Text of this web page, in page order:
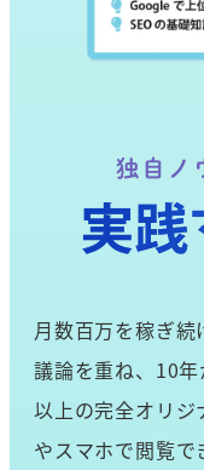
月数百万を稼ぎ
議論を重ね、10
以上の完全オリジ
やスマホで閲覧で